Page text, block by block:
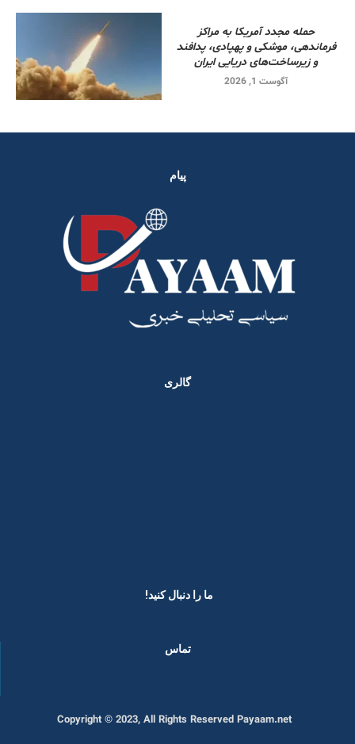
حمله مجدد آمریکا به مراکز
فرماندهی، موشکی و پهپادی، پدافند
و زیرساخت‌های دریایی ایران
آگوست 1, 2026
پیام
گالری
ما را دنبال کنید! ​
تماس
Copyright © 2023, All Rights Reserved Payaam.net